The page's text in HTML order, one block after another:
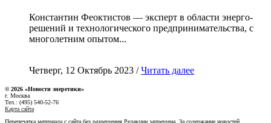
Константин Феоктистов — эксперт в области энерго-
решений и технологического предпринимательства, с
многолетним опытом...
Четверг, 12 Октябрь 2023 /Читать далее
© 2026 «Новости энеретики»
г. Москва
Тел.: (495) 540-52-76
Карта сайта
Перепечатка материала с сайта без разрешения Редакции запрещена. За содержание новостей,